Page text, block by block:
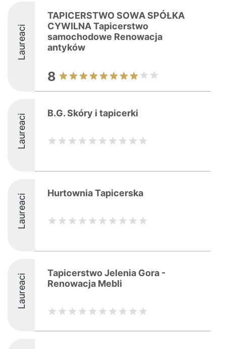
Laureaci
TAPICERSTWO SOWA SPÓŁKA
CYWILNA Tapicerstwo
samochodowe Renowacja
antyków
8
Laureaci B.G. Skóry i tapicerki
Laureaci Hurtownia Tapicerska
Laureaci
Tapicerstwo Jelenia Gora -
Renowacja Mebli